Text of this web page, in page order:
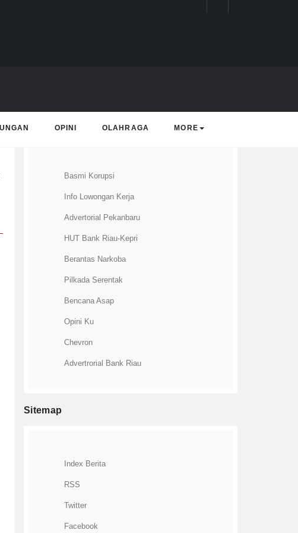
Basmi Korupsi
Info Lowongan Kerja
Advertorial Pekanbaru
HUT Bank Riau-Kepri
Berantas Narkoba
Pilkada Serentak
Bencana Asap
Opini Ku
Chevron
Advertrorial Bank Riau
Sitemap
Index Berita
RSS
Twitter
Facebook